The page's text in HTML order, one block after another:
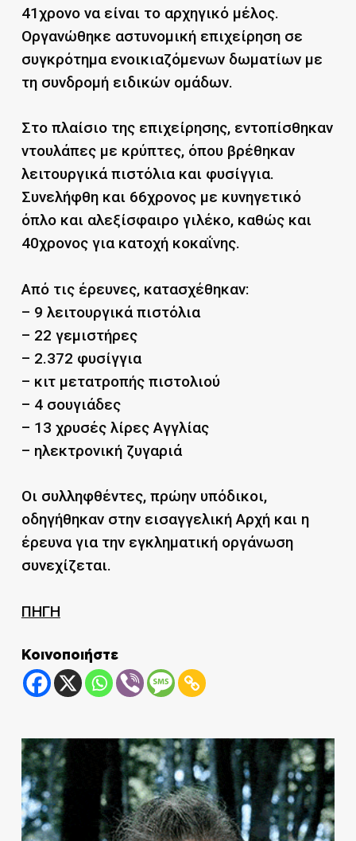
41χρονο να είναι το αρχηγικό μέλος.
Οργανώθηκε αστυνομική επιχείρηση σε
συγκρότημα ενοικιαζόμενων δωματίων με
τη συνδρομή ειδικών ομάδων.
Στο πλαίσιο της επιχείρησης, εντοπίσθηκαν
ντουλάπες με κρύπτες, όπου βρέθηκαν
λειτουργικά πιστόλια και φυσίγγια.
Συνελήφθη και 66χρονος με κυνηγετικό
όπλο και αλεξίσφαιρο γιλέκο, καθώς και
40χρονος για κατοχή κοκαΐνης.
Από τις έρευνες, κατασχέθηκαν:
– 9 λειτουργικά πιστόλια
– 22 γεμιστήρες
– 2.372 φυσίγγια
– κιτ μετατροπής πιστολιού
– 4 σουγιάδες
– 13 χρυσές λίρες Αγγλίας
– ηλεκτρονική ζυγαριά
Οι συλληφθέντες, πρώην υπόδικοι,
οδηγήθηκαν στην εισαγγελική Αρχή και η
έρευνα για την εγκληματική οργάνωση
συνεχίζεται.
ΠΗΓΗ
Κοινοποιήστε